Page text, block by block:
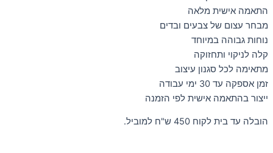
התאמה אישית מלאה
מבחר עצום של צבעים ובדים
נוחות גבוהה במיוחד
קלה לניקוי ותחזוקה
מתאימה לכל סגנון עיצוב
זמן אספקה עד 30 ימי עבודה
ייצור בהתאמה אישית לפי הזמנה
הובלה עד בית לקוח 450 ש"ח למוביל.